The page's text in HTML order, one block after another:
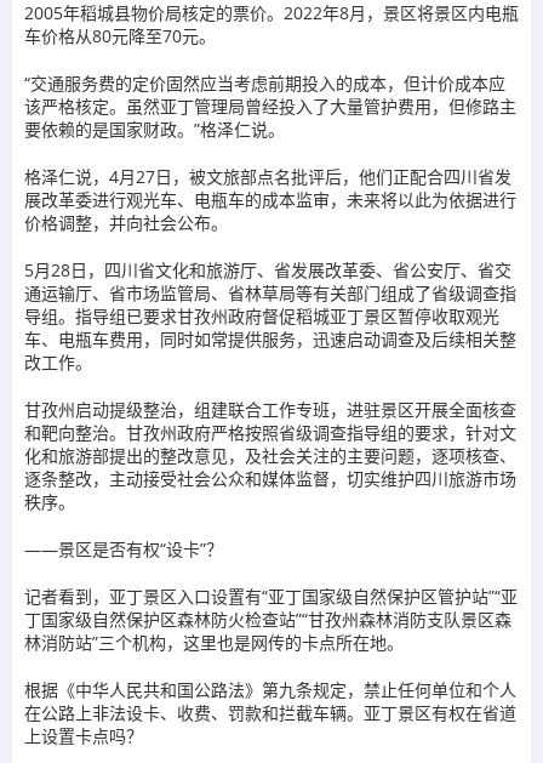
2005年稻城县物价局核定的票价。2022年8月，景区将景区内电瓶
车价格从80元降至70元。
“交通服务费的定价固然应当考虑前期投入的成本，但计价成本应
该严格核定。虽然亚丁管理局曾经投入了大量管护费用，但修路主
要依赖的是国家财政。”格泽仁说。
格泽仁说，4月27日，被文旅部点名批评后，他们正配合四川省发
展改革委进行观光车、电瓶车的成本监审，未来将以此为依据进行
价格调整，并向社会公布。
5月28日，四川省文化和旅游厅、省发展改革委、省公安厅、省交
通运输厅、省市场监管局、省林草局等有关部门组成了省级调查指
导组。指导组已要求甘孜州政府督促稻城亚丁景区暂停收取观光
车、电瓶车费用，同时如常提供服务，迅速启动调查及后续相关整
改工作。
甘孜州启动提级整治，组建联合工作专班，进驻景区开展全面核查
和靶向整治。甘孜州政府严格按照省级调查指导组的要求，针对文
化和旅游部提出的整改意见，及社会关注的主要问题，逐项核查、
逐条整改，主动接受社会公众和媒体监督，切实维护四川旅游市场
秩序。
——景区是否有权“设卡”？
记者看到，亚丁景区入口设置有“亚丁国家级自然保护区管护站”“亚
丁国家级自然保护区森林防火检查站”“甘孜州森林消防支队景区森
林消防站”三个机构，这里也是网传的卡点所在地。
根据《中华人民共和国公路法》第九条规定，禁止任何单位和个人
在公路上非法设卡、收费、罚款和拦截车辆。亚丁景区有权在省道
上设置卡点吗？